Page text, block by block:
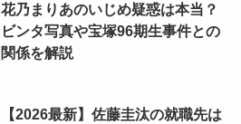
花乃まりあのいじめ疑惑は本当？
ビンタ写真や宝塚96期生事件との
関係を解説
【2026最新】佐藤圭汰の就職先は